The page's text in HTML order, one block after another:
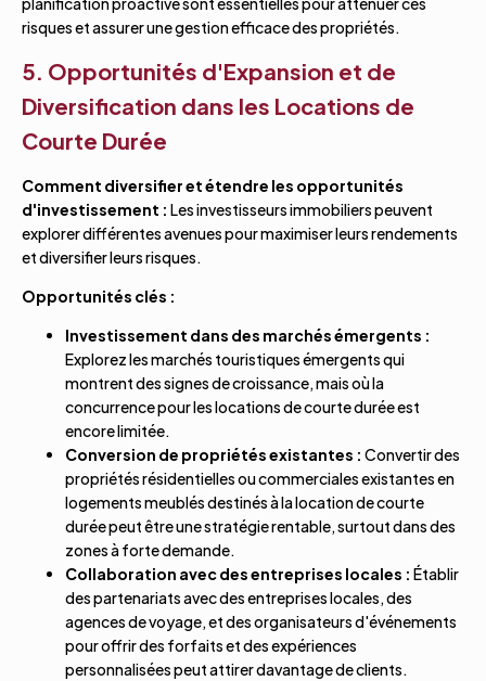
risques et assurer une gestion efficace des propriétés.
5. Opportunités d'Expansion et de
Diversification dans les Locations de
Courte Durée
Comment diversifier et étendre les opportunités
d'investissement : Les investisseurs immobiliers peuvent
explorer différentes avenues pour maximiser leurs rendements
et diversifier leurs risques.
Opportunités clés :
Investissement dans des marchés émergents :
Explorez les marchés touristiques émergents qui
montrent des signes de croissance, mais où la
concurrence pour les locations de courte durée est
encore limitée.
Conversion de propriétés existantes : Convertir des
propriétés résidentielles ou commerciales existantes en
logements meublés destinés à la location de courte
durée peut être une stratégie rentable, surtout dans des
zones à forte demande.
Collaboration avec des entreprises locales : Établir
des partenariats avec des entreprises locales, des
agences de voyage, et des organisateurs d'événements
pour offrir des forfaits et des expériences
personnalisées peut attirer davantage de clients.